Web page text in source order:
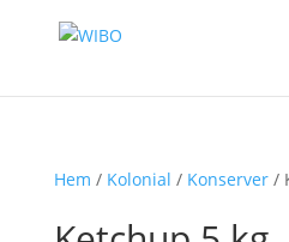
Hem / Kolonial / Konserver/